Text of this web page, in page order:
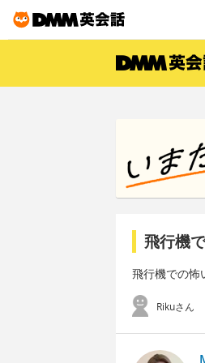
飛行機
飛行機での怖
Rikuさん